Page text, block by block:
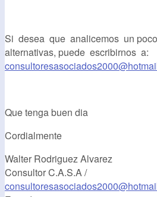
Si desea que analicemos un
alternativas, puede escribirnos a:
Que tenga buen dia
Cordialmente
Walter Rodriguez Alvarez
Consultor C.A.S.A /